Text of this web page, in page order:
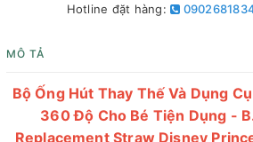
Hotline đặt hàng:
MÔ TẢ
Bộ Ống Hút Thay Thế Và Dụng
360 Độ Cho Bé Tiện Dụng -
Replacement Straw Disney